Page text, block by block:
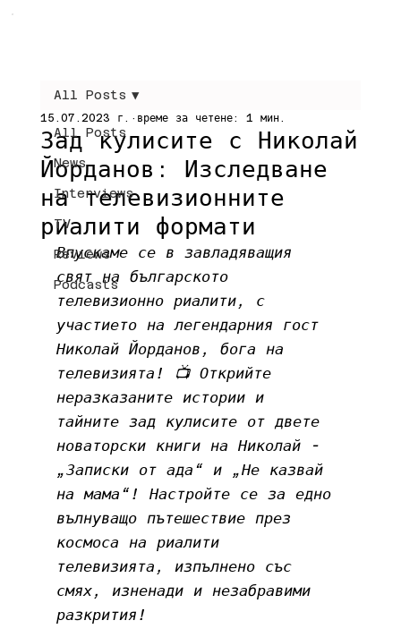
All Posts
News
Interviews
TV
Reviews
Podcasts
All Posts
Зад кулисите с Николай
Йорданов: Изследване
на телевизионните
риалити формати
15.07.2023 г. време за четене: 1 мин.
Впускаме се в завладяващия
свят на българското
телевизионно риалити, с
участието на легендарния гост
Николай Йорданов, бога на
телевизията! 📺 Открийте
неразказаните истории и
тайните зад кулисите от двете
новаторски книги на Николай -
„Записки от ада“ и „Не казвай
на мама“! Настройте се за едно
вълнуващо пътешествие през
космоса на риалити
телевизията, изпълнено със
смях, изненади и незабравими
разкрития!